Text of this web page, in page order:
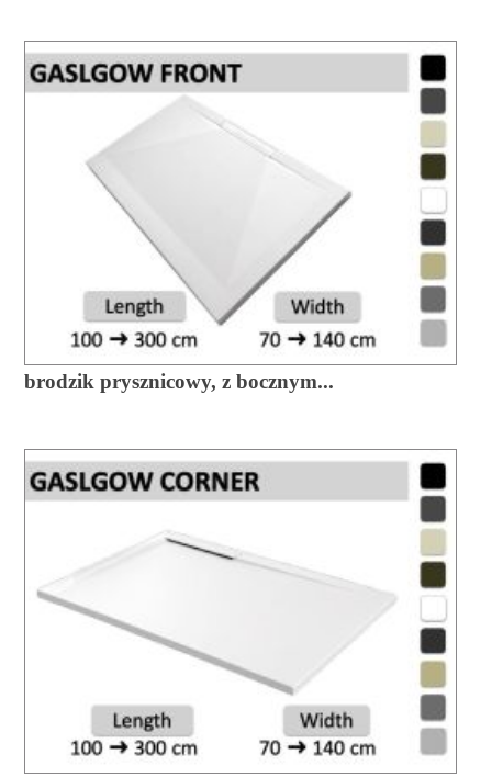
brodzik prysznicowy, z bocznym...